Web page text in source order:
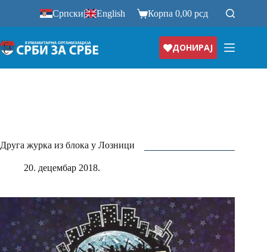
Српски| English Корпа0,00рсд
ДОНИРАЈ
Друга журка из блока у Лозници
20. децембар 2018.